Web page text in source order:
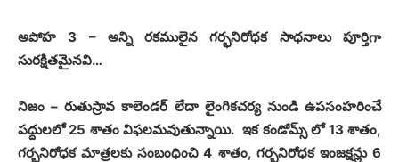
అపోహ 3 – అన్ని రకములైన గర్భనిరోధక సాధనాలు పూర్తిగా
సురక్షితమైనవి…
నిజం–రుతుస్రావ కాలెండర్ లేదా లైంగికచర్య నుండి ఉపసంహరించే
పద్దులలో25 శాతం విఫలమవుతున్నాయి.ఇక కండోమ్స్ లో13శాతం,
గర్భనిరోధక మాత్రలకు సంబంధించి4 శాతం, గర్భనిరోధక ఇంజక్షన్లు6